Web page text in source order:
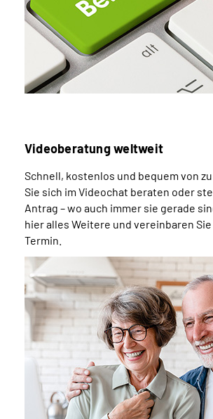
Videoberatung weltweit
Schnell, kostenlos und bequem von
Sie sich im Videochat beraten oder
Antrag – wo auch immer sie gerade
hier alles Weitere und vereinbaren
Termin.